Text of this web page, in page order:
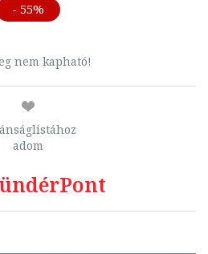
- 55%
nem kapható!
adom